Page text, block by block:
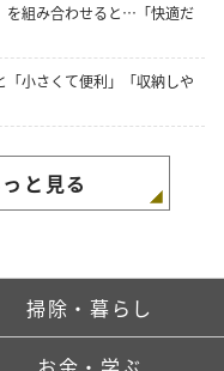
を組み合わせると…「快適だ
小さくて便利」「収納しや
と見る
掃除・暮らし